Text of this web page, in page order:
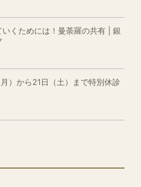
いくためには！曼荼羅の共有 | 銀
）から21日（土）まで特別休診